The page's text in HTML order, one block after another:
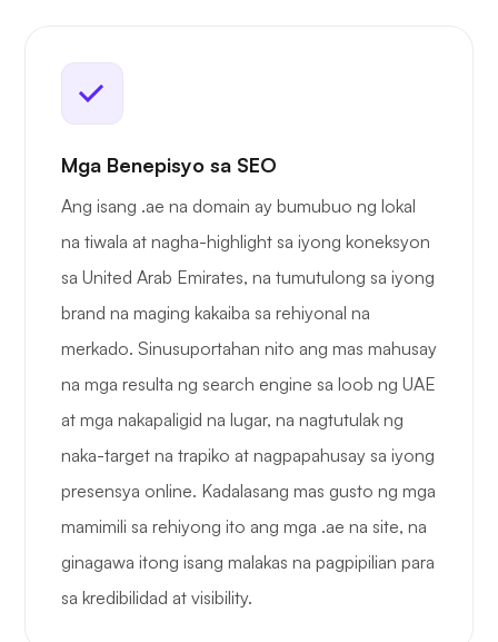
Mga Benepisyo sa SEO
Ang isang .ae na domain ay bumubuo ng lokal
na tiwala at nagha-highlight sa iyong koneksyon
sa United Arab Emirates, na tumutulong sa iyong
brand na maging kakaiba sa rehiyonal na
merkado. Sinusuportahan nito ang mas mahusay
na mga resulta ng search engine sa loob ng UAE
at mga nakapaligid na lugar, na nagtutulak ng
naka-target na trapiko at nagpapahusay sa iyong
presensya online. Kadalasang mas gusto ng mga
mamimili sa rehiyong ito ang mga .ae na site, na
ginagawa itong isang malakas na pagpipilian para
sa kredibilidad at visibility.